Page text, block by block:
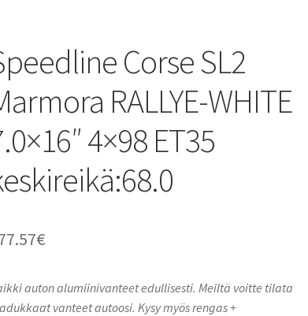
Corse SL2
RALLYE-WHITE
4×98 ET35
€
auton alumiinivanteet edullisesti. Meiltä voitte tilata
vanteet autoosi. Kysy myös rengas +